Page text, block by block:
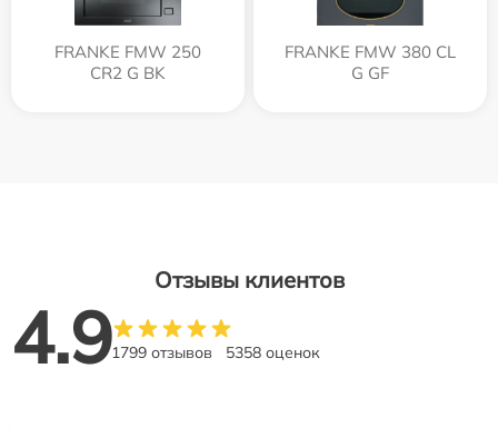
FRANKE FMW 250
CR2 G BK
FRANKE FMW 380 CL
G GF
Отзывы клиентов
4.91799 отзывов 5358 оценок